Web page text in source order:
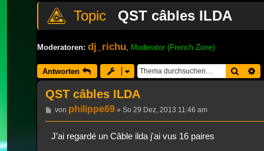
QST câbles ILDA
Moderatoren: dj_richu Moderator (French Zone)
Antworten Suche
QST câbles ILDA
Beitrag
von philippe69» So 29 Dez, 2013 11:46 am
J’ai regardé un Câble ilda j'ai vus 16 paires